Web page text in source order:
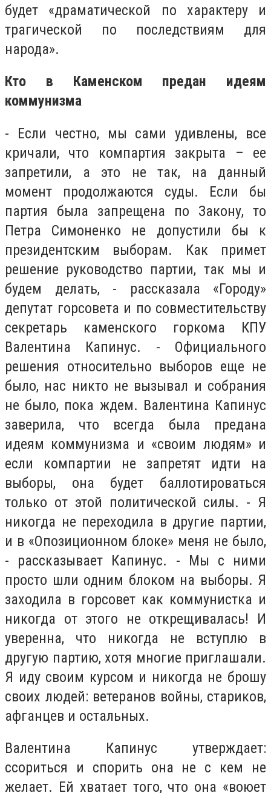
будет «драматической по характеру и
трагической по последствиям для
народа».
Кто в Каменском предан идеям
коммунизма
- Если честно, мы сами удивлены, все
кричали, что компартия закрыта – ее
запретили, а это не так, на данный
момент продолжаются суды. Если бы
партия была запрещена по Закону, то
Петра Симоненко не допустили бы к
президентским выборам. Как примет
решение руководство партии, так мы и
будем делать, - рассказала «Городу»
депутат горсовета и по совместительству
секретарь каменского горкома КПУ
Валентина Капинус. - Официального
решения относительно выборов еще не
было, нас никто не вызывал и собрания
не было, пока ждем. Валентина Капинус
заверила, что всегда была предана
идеям коммунизма и «своим людям» и
если компартии не запретят идти на
выборы, она будет баллотироваться
только от этой политической силы. - Я
никогда не переходила в другие партии,
и в «Опозиционном блоке» меня не было,
- рассказывает Капинус. - Мы с ними
просто шли одним блоком на выборы. Я
заходила в горсовет как коммунистка и
никогда от этого не открещивалась! И
уверенна, что никогда не вступлю в
другую партию, хотя многие приглашали.
Я иду своим курсом и никогда не брошу
своих людей: ветеранов войны, стариков,
афганцев и остальных.
Валентина Капинус утверждает:
ссориться и спорить она не с кем не
желает. Ей хватает того, что она «воюет